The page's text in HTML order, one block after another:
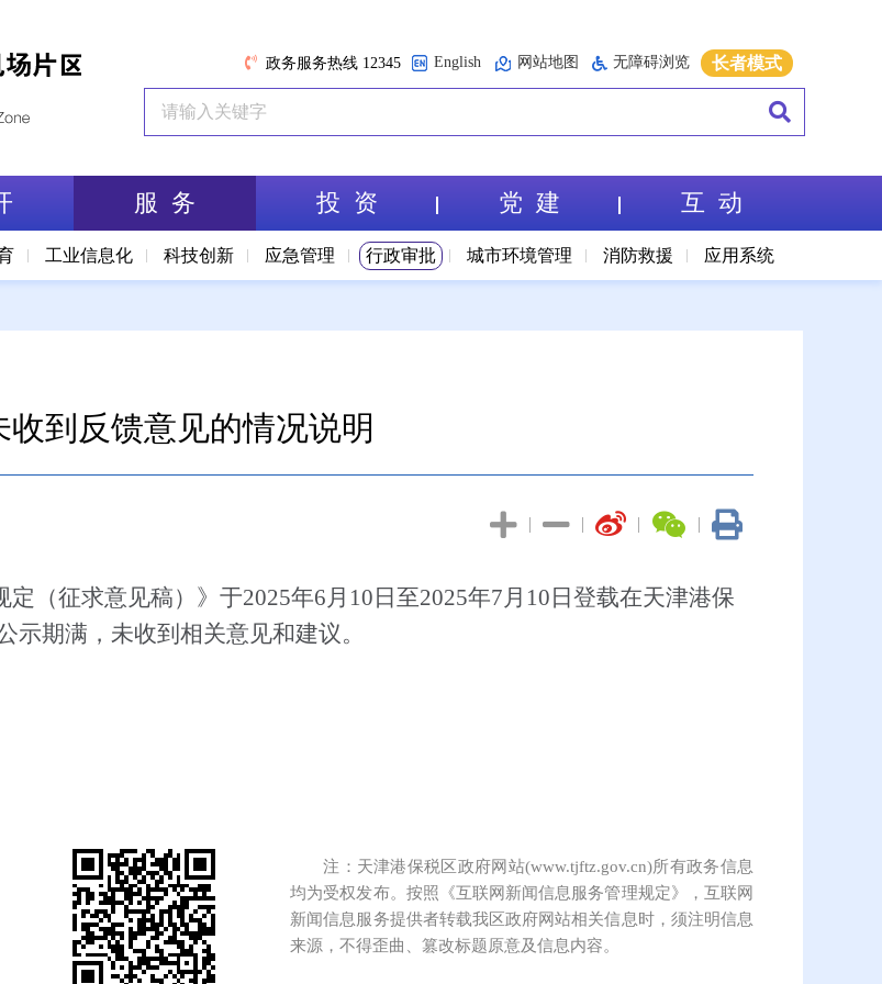
政务服务热线 12345 English 网站地图 无障碍浏览 长者模式
服 务
工业信息化 科技创新 应急管理 行政审批 城市环境管理 消防救援 应用系统
投 资 党 建 互 动
收到反馈意见的情况说明
|
|
|
|
定（征求意见稿）》于2025年6月10日至2025年7月10日登载在天津港保
期满，未收到相关意见和建议。
注：天津港保税区政府网站(www.tjftz.gov.cn)所有政务信息
均为受权发布。按照《互联网新闻信息服务管理规定》，互联网
新闻信息服务提供者转载我区政府网站相关信息时，须注明信息
来源，不得歪曲、篡改标题原意及信息内容。